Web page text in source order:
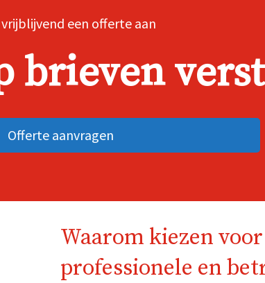
een offerte aan
brieven
Offerte aanvragen
Waarom kiezen
professionele en